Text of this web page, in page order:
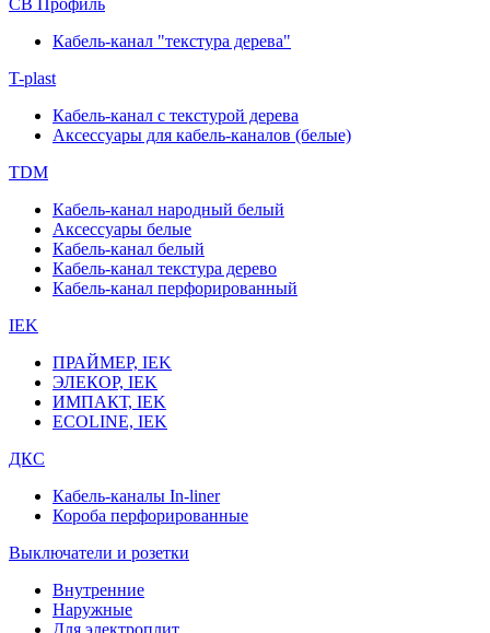
СВ Профиль
Кабель-канал "текстура дерева"
T-plast
Кабель-канал с текстурой дерева
Аксессуары для кабель-каналов (белые)
TDM
Кабель-канал народный белый
Аксессуары белые
Кабель-канал белый
Кабель-канал текстура дерево
Кабель-канал перфорированный
IEK
ПРАЙМЕР, IEK
ЭЛЕКОР, IEK
ИМПАКТ, IEK
ECOLINE, IEK
ДКС
Кабель-каналы In-liner
Короба перфорированные
Выключатели и розетки
Внутренние
Наружные
Для электроплит